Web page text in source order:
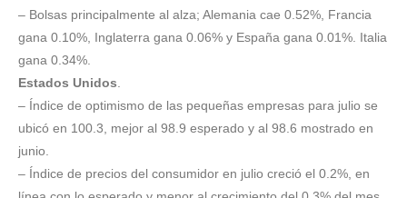
– Bolsas principalmente al alza; Alemania cae 0.52%, Francia
gana 0.10%, Inglaterra gana 0.06% y España gana 0.01%. Italia
gana 0.34%.
Estados Unidos
– Índice de optimismo de las pequeñas empresas para julio se
ubicó en 100.3, mejor al 98.9 esperado y al 98.6 mostrado en
junio.
– Índice de precios del consumidor en julio creció el 0.2%, en